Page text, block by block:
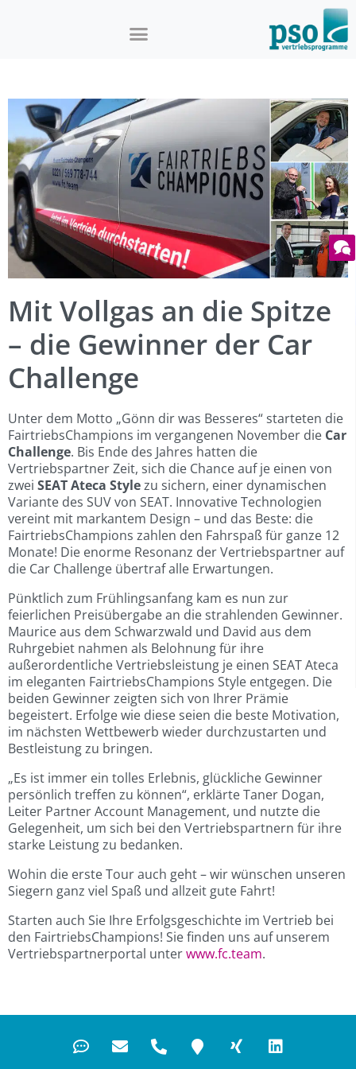
Mit Vollgas an die Spitze
– die Gewinner der Car
Challenge
Unter dem Motto „Gönn dir was Besseres“ starteten die
FairtriebsChampions im vergangenen November die Car
Challenge. Bis Ende des Jahres hatten die
Vertriebspartner Zeit, sich die Chance auf je einen von
zwei SEAT Ateca Stylezu sichern, einer dynamischen
Variante des SUV von SEAT. Innovative Technologien
vereint mit markantem Design – und das Beste: die
FairtriebsChampions zahlen den Fahrspaß für ganze 12
Monate! Die enorme Resonanz der Vertriebspartner auf
die Car Challenge übertraf alle Erwartungen.
Pünktlich zum Frühlingsanfang kam es nun zur
feierlichen Preisübergabe an die strahlenden Gewinner.
Maurice aus dem Schwarzwald und David aus dem
Ruhrgebiet nahmen als Belohnung für ihre
außerordentliche Vertriebsleistung je einen SEAT Ateca
im eleganten FairtriebsChampions Style entgegen. Die
beiden Gewinner zeigten sich von Ihrer Prämie
begeistert. Erfolge wie diese seien die beste Motivation,
im nächsten Wettbewerb wieder durchzustarten und
Bestleistung zu bringen.
„Es ist immer ein tolles Erlebnis, glückliche Gewinner
persönlich treffen zu können“, erklärte Taner Dogan,
Leiter Partner Account Management, und nutzte die
Gelegenheit, um sich bei den Vertriebspartnern für ihre
starke Leistung zu bedanken.
Wohin die erste Tour auch geht – wir wünschen unseren
Siegern ganz viel Spaß und allzeit gute Fahrt!
Starten auch Sie Ihre Erfolgsgeschichte im Vertrieb bei
den FairtriebsChampions! Sie finden uns auf unserem
Vertriebspartnerportal unterwww.fc.team.